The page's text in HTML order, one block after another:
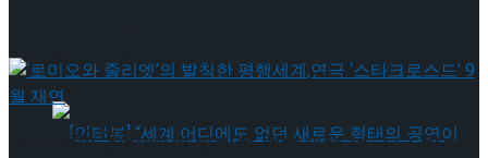
[인터뷰] 빙판 위에 피어나는 꽃처럼, 피겨 허지유가 그리는 ‘감
성적인 여정’
‘로미오와 줄리엣’의 발칙한 평행세계,연극 ‘스타크